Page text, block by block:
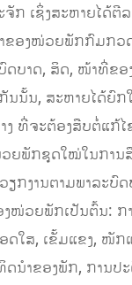
ກ ເຊິ່ງສະຫາຍໄດ້ຕີລ
ຂອງໜ່ວຍພັກກົມ​ກວ
ດບາດ, ສິດ, ໜ້າທີ່ຂອ
ນນັ້ນ, ສະຫາຍໄດ້ຍົກ
ງ ທີ່ຈະຕ້ອງສືບຕໍ່ແກ້
ຍພັກຊຸດໃໝ່ໃນການ
ຽກງານຕາມພາລະບົ
ໜ່ວຍພັກເປັນຕົ້ນ: ກາ
ໃສ, ເຂັ້ມແຂງ, ໜັກ
ນຳຂອງພັກ, ການປ